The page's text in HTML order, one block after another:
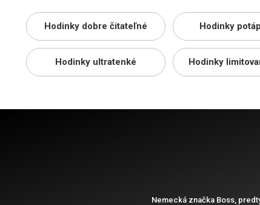
Hodinky dobre čitateľné Hodinky
Hodinky ultratenké Hodinky
Nemecká značka Boss,